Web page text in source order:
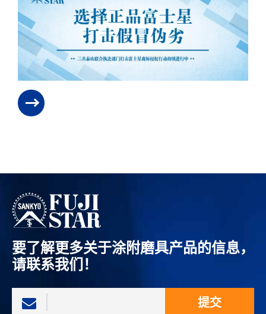
要了解更多关于涂附磨具产品的信息，
请联系我们！
提交